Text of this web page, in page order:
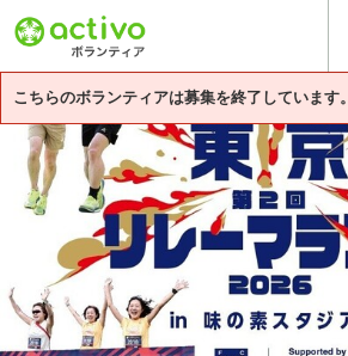
こちらのボランティアは募集を終了しています。
基本情報 募集詳細